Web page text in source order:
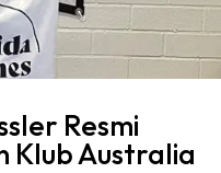
Resmi
Klub Australia